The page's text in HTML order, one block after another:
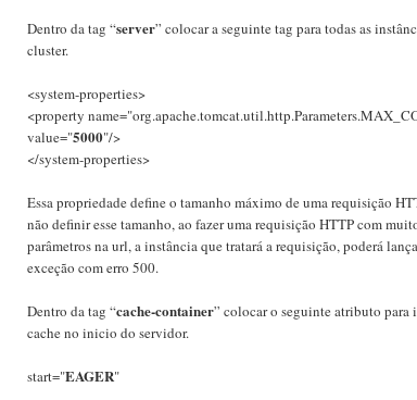
Dentro da tag “server” colocar a seguinte tag para todas as
cluster.
<system-properties>
<property
value="5000"/>
</system-properties>
Essa propriedade define o tamanho máximo de uma requisição
não definir esse tamanho, ao fazer uma requisição HTTP com
parâmetros na url, a instância que tratará a requisição, poderá
exceção com erro 500.
Dentro da tag “cache-container” colocar o seguinte atributo para
cache no inicio do servidor.
start="EAGER"